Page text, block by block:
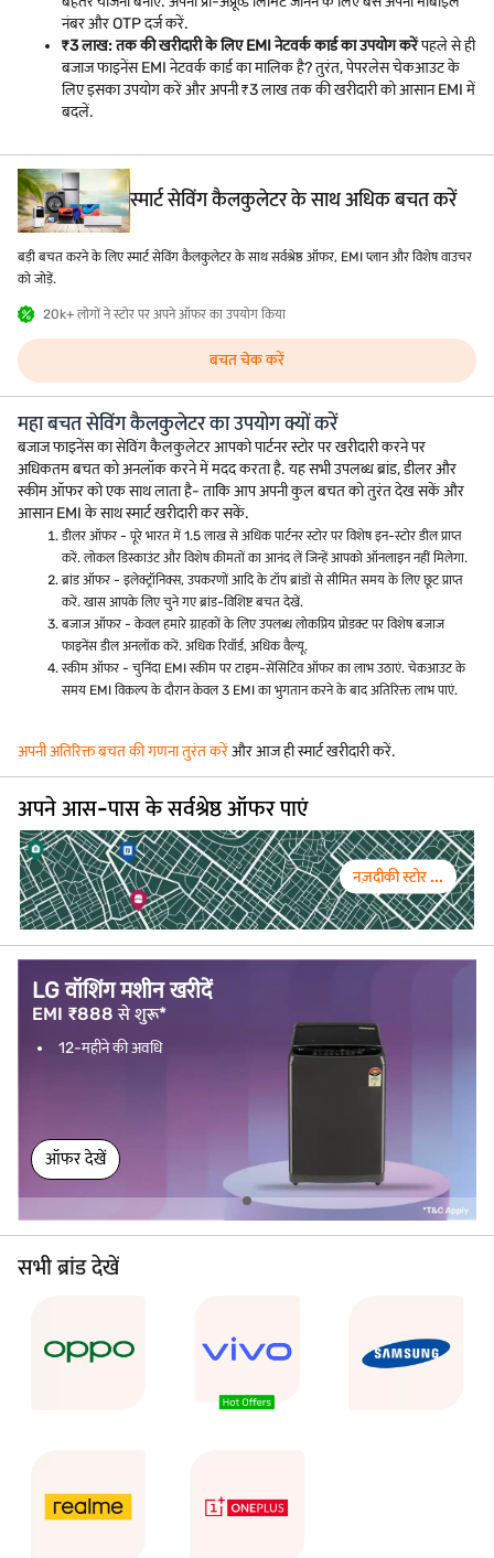
नंबर और OTP दर्ज करें.
₹3 लाख: तक की खरीदारी के लिए EMI नेटवर्क कार्ड का उपयोग करेंपहले से ही
बजाज फाइनेंस EMI नेटवर्क कार्ड का मालिक है? तुरंत, पेपरलेस चेकआउट के
लिए इसका उपयोग करें और अपनी ₹3 लाख तक की खरीदारी को आसान EMI में
बदलें.
स्मार्ट सेविंग कैलकुलेटर के साथ अधिक बचत करें
बड़ी बचत करने के लिए स्मार्ट सेविंग कैलकुलेटर के साथ सर्वश्रेष्ठ ऑफर, EMI प्लान और विशेष वाउचर
को जोड़ें.
20k+ लोगों ने स्टोर पर अपने ऑफर का उपयोग किया
बचत चेक करें
महा बचत सेविंग कैलकुलेटर का उपयोग क्यों करें
बजाज फाइनेंस का सेविंग कैलकुलेटर आपको पार्टनर स्टोर पर खरीदारी करने पर
अधिकतम बचत को अनलॉक करने में मदद करता है. यह सभी उपलब्ध ब्रांड, डीलर और
स्कीम ऑफर को एक साथ लाता है- ताकि आप अपनी कुल बचत को तुरंत देख सकें और
आसान EMI के साथ स्मार्ट खरीदारी कर सकें.
डीलर ऑफर - पूरे भारत में 1.5 लाख से अधिक पार्टनर स्टोर पर विशेष इन-स्टोर डील प्राप्त
करें. लोकल डिस्काउंट और विशेष कीमतों का आनंद लें जिन्हें आपको ऑनलाइन नहीं मिलेगा.
ब्रांड ऑफर - इलेक्ट्रॉनिक्स, उपकरणों आदि के टॉप ब्रांडों से सीमित समय के लिए छूट प्राप्त
करें. खास आपके लिए चुने गए ब्रांड-विशिष्ट बचत देखें.
बजाज ऑफर - केवल हमारे ग्राहकों के लिए उपलब्ध लोकप्रिय प्रोडक्ट पर विशेष बजाज
फाइनेंस डील अनलॉक करें. अधिक रिवॉर्ड, अधिक वैल्यू.
स्कीम ऑफर - चुनिंदा EMI स्कीम पर टाइम-सेंसिटिव ऑफर का लाभ उठाएं. चेकआउट के
समय EMI विकल्प के दौरान केवल 3 EMI का भुगतान करने के बाद अतिरिक्त लाभ पाएं.
अपनी अतिरिक्त बचत की गणना तुरंत करेंऔर आज ही स्मार्ट खरीदारी करें.
अपने आस-पास के सर्वश्रेष्ठ ऑफर पाएं
नज़दीकी स्टोर ...
LG वॉशिंग मशीन खरीदें
EMI ₹888 से शुरू*
12-महीने की अवधि
ऑफर देखें
सभी ब्रांड देखें